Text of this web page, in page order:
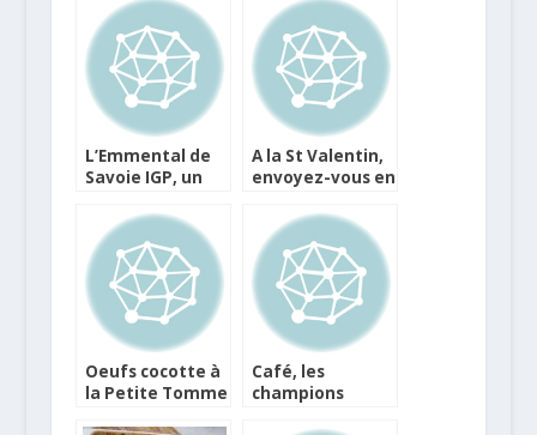
L’Emmental de
Savoie IGP, un
fromage à ne
pas oublier
A la St Valentin,
envoyez-vous en
Oeufs cocotte à
la Petite Tomme
Café, les
champions